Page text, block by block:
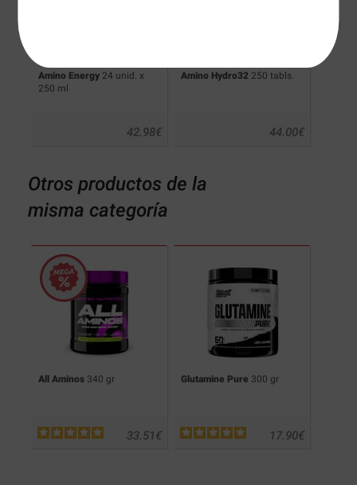
Amino Energy 24 unid. x
250 ml
€
42.98
Amino Hydro32 250 tabls.
€
44.00
Otros productos de la
misma categoría
All Aminos 340 gr
€
33.51
Glutamine Pure 300 gr
€
17.90